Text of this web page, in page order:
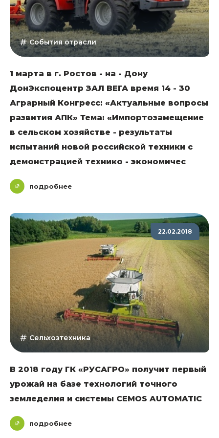
События отрасли
1 марта в г. Ростов - на - Дону
ДонЭкспоцентр ЗАЛ ВЕГА время 14 - 30
Аграрный Конгресс: «Актуальные вопросы
развития АПК» Тема: «Импортозамещение
в сельском хозяйстве - результаты
испытаний новой российской техники с
демонстрацией технико - экономичес
подробнее
22.02.2018
Сельхозтехника
В 2018 году ГК «РУСАГРО» получит первый
урожай на базе технологий точного
земледелия и системы CEMOS AUTOMATIC
подробнее